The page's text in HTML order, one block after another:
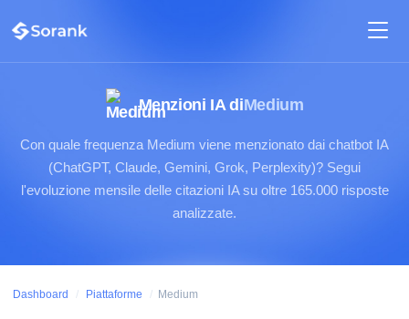
Menzioni IA diMedium
Con quale frequenza Medium viene menzionato dai chatbot IA
(ChatGPT, Claude, Gemini, Grok, Perplexity)? Segui
l'evoluzione mensile delle citazioni IA su oltre 165.000 risposte
analizzate.
Dashboard / Piattaforme / Medium